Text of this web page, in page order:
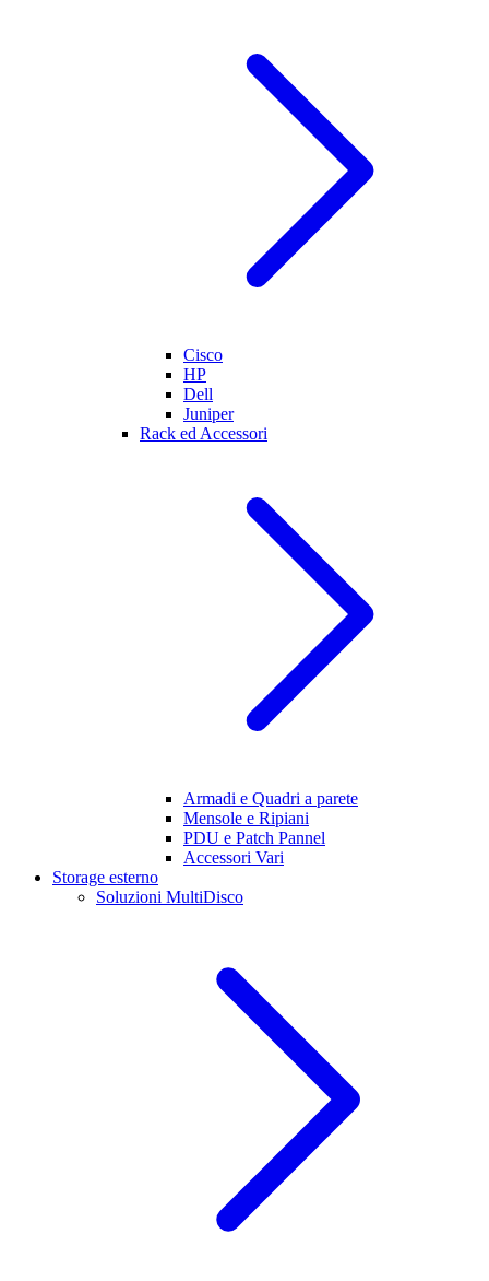
Cisco
HP
Dell
Juniper
Rack ed Accessori
Armadi e Quadri a parete
Mensole e Ripiani
PDU e Patch Pannel
Accessori Vari
Storage esterno
Soluzioni MultiDisco